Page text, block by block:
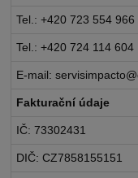
Tel.: +420 723 554 966
Tel.: +420 724 114 604
E-mail:
Fakturační údaje
IČ: 73302431
DIČ: CZ7858155151